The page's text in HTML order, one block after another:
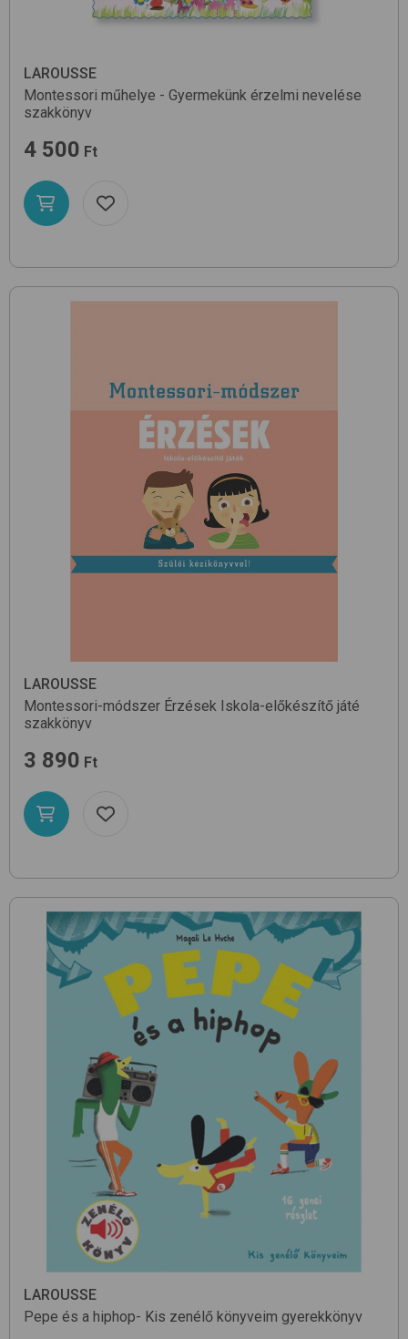
LAROUSSE
Montessori műhelye - Gyermekünk érzelmi nevelése
szakkönyv
4 500 Ft
LAROUSSE
Montessori-módszer Érzések Iskola-előkészítő játé
szakkönyv
3 890 Ft
LAROUSSE
Pepe és a hiphop- Kis zenélő könyveim gyerekkönyv